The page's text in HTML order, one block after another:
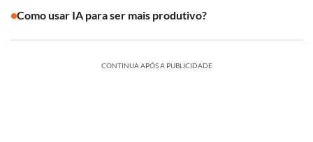
Como usar IA para ser mais produtivo?
CONTINUA APÓS A PUBLICIDADE